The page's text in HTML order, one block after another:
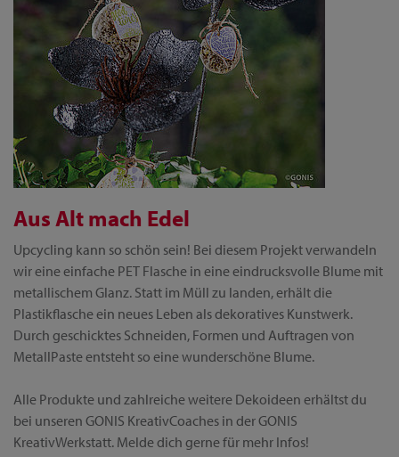
Aus Alt mach Edel
Upcycling kann so schön sein! Bei diesem Projekt verwandeln
wir eine einfache PET Flasche in eine eindrucksvolle Blume mit
metallischem Glanz. Statt im Müll zu landen, erhält die
Plastikflasche ein neues Leben als dekoratives Kunstwerk.
Durch geschicktes Schneiden, Formen und Auftragen von
MetallPaste entsteht so eine wunderschöne Blume.
Alle Produkte und zahlreiche weitere Dekoideen erhältst du
bei unseren GONIS KreativCoaches in der GONIS
KreativWerkstatt. Melde dich gerne für mehr Infos!